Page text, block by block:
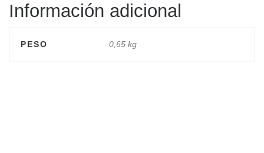
Información adicional
PESO 0,65 kg